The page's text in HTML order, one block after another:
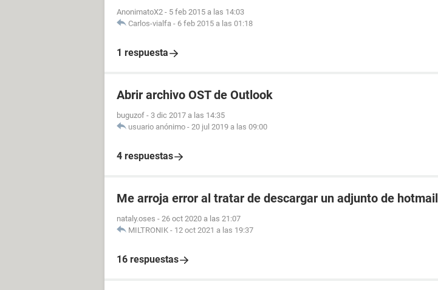
AnonimatoX2 - 5 feb 2015 a las 14:03
Carlos-vialfa - 6 feb 2015 a las 01:18
1 respuesta
Abrir archivo OST de Outlook
buguzof - 3 dic 2017 a las 14:35
usuario anónimo - 20 jul 2019 a las 09:00
4 respuestas
Me arroja error al tratar de descargar un adjunto de hotmail
nataly.oses - 26 oct 2020 a las 21:07
MILTRONIK - 12 oct 2021 a las 19:37
16 respuestas